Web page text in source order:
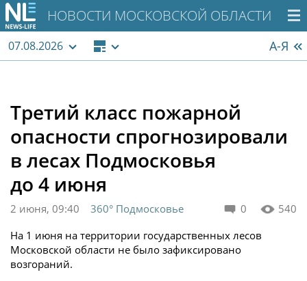
НОВОСТИ МОСКОВСКОЙ ОБЛАСТИ
07.08.2026 А-Я
Третий класс пожарной
опасности спрогнозировали
в лесах Подмосковья
до 4 июня
0 540
2 июня, 09:40
360° Подмосковье
На 1 июня на территории государственных лесов
Московской области не было зафиксировано
возгораний.